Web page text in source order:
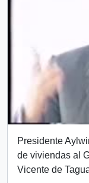
Presidente
de viviendas al
Vicente de